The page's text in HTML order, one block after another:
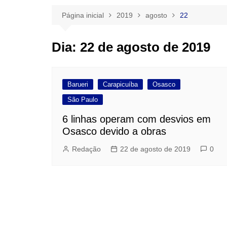
Página inicial 2019 agosto 22
Dia: 22 de agosto de 2019
Barueri Carapicuíba
Osasco
São Paulo
6 linhas operam com desvios em
Osasco devido a obras
Redação 22 de agosto de 2019 0